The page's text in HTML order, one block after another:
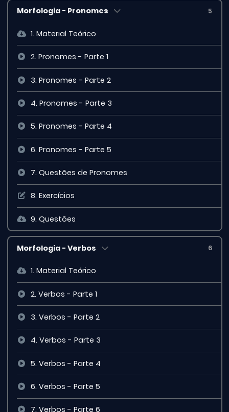
Morfologia - Pronomes 5
1. Material Teórico
2. Pronomes - Parte 1
3. Pronomes - Parte 2
4. Pronomes - Parte 3
5. Pronomes - Parte 4
6. Pronomes - Parte 5
7. Questões de Pronomes
8. Exercícios
9. Questões
Morfologia - Verbos 6
1. Material Teórico
2. Verbos - Parte 1
3. Verbos - Parte 2
4. Verbos - Parte 3
5. Verbos - Parte 4
6. Verbos - Parte 5
7. Verbos - Parte 6